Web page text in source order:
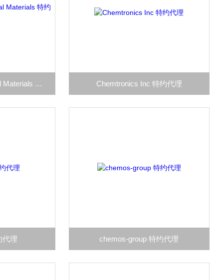
Christensen Educational Materials 特约代理 Chemtronics Inc 特约代理
代理 chemos-group 特约代理